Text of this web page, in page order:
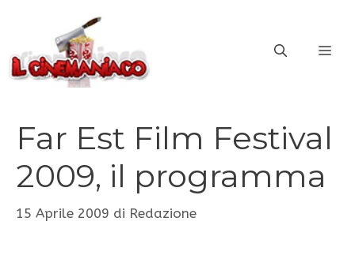
contenuto
Far Est Film Festival
2009, il programma
15 Aprile 2009 di Redazione